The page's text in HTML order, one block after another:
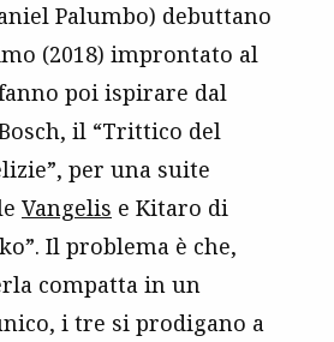
Palumbo) debuttano
(2018) improntato al
poi ispirare dal
il “Trittico del
per una suite
Vangelis e Kitaro di
Il problema è che,
compatta in un
i tre si prodigano a